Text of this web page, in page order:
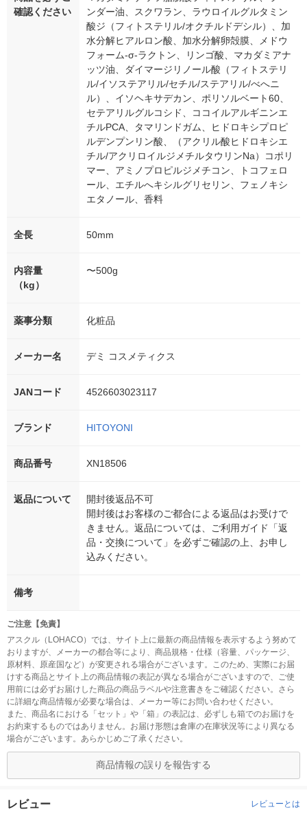
確認ください
ンダー油、スクワラン、ラウロイルグルタミン
酸ジ（フィトステリル/オクチルドデシル）、加
水分解ヒアルロン酸、加水分解卵殻膜、メドウ
フォーム-σ-ラクトン、リンゴ酸、マカダミアナ
ッツ油、ダイマージリノール酸（フィトステリ
ル/イソステアリル/セチル/ステアリル/べへニ
ル）、イソヘキサデカン、ポリソルベート60、
セテアリルグルコシド、ココイルアルギニンエ
チルPCA、タマリンドガム、ヒドロキシプロピ
ルデンプンリン酸、（アクリル酸ヒドロキシエ
チル/アクリロイルジメチルタウリンNa）コポリ
マー、アミノプロピルジメチコン、トコフェロ
ール、エチルへキシルグリセリン、フェノキシ
エタノール、香料
全長 50mm
内容量
（kg）
〜500g
薬事分類 化粧品
メーカー名 デミ コスメティクス
JANコード 4526603023117
ブランド HITOYONI
商品番号 XN18506
返品について
開封後返品不可
開封後はお客様のご都合による返品はお受けで
きません。返品については、ご利用ガイド「返
品・交換について」を必ずご確認の上、お申し
込みください。
備考
ご注意【免責】
アスクル（LOHACO）では、サイト上に最新の商品情報を表示するよう努めて
おりますが、メーカーの都合等により、商品規格・仕様（容量、パッケージ、
原材料、原産国など）が変更される場合がございます。このため、実際にお届
けする商品とサイト上の商品情報の表記が異なる場合がございますので、ご使
用前には必ずお届けした商品の商品ラベルや注意書きをご確認ください。さら
に詳細な商品情報が必要な場合は、メーカー等にお問い合わせください。
また、商品名における「セット」や「箱」の表記は、必ずしも箱でのお届けを
お約束するものではありません。お届け形態は倉庫の在庫状況等により異なる
場合がございます。あらかじめご了承ください。
商品情報の誤りを報告する
レビュー レビューとは